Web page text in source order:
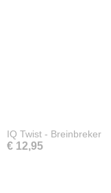
IQ Twist - Breinbreker
€ 12,95